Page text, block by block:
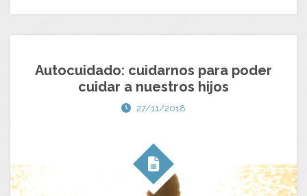
Autocuidado: cuidarnos para poder
cuidar a nuestros hijos
27/11/2018